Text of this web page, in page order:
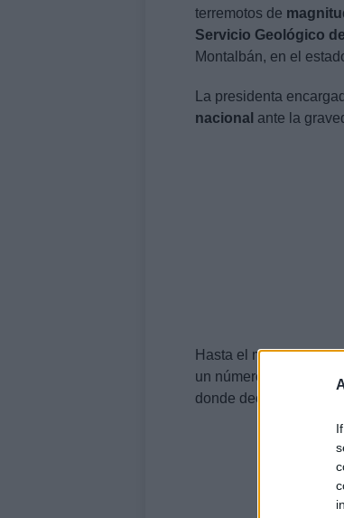
terremotos de
Servicio Geológico de
Montalbán, en el
La presidenta
nacional ante la
Hasta el momento, se
un número
donde decenas de